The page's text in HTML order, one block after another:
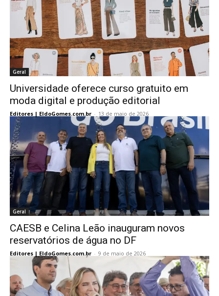
Geral
Universidade oferece curso gratuito em
moda digital e produção editorial
Editores | EldoGomes.com.br - 13 de maio de 2026
Geral
CAESB e Celina Leão inauguram novos
reservatórios de água no DF
Editores | EldoGomes.com.br - 9 de maio de 2026